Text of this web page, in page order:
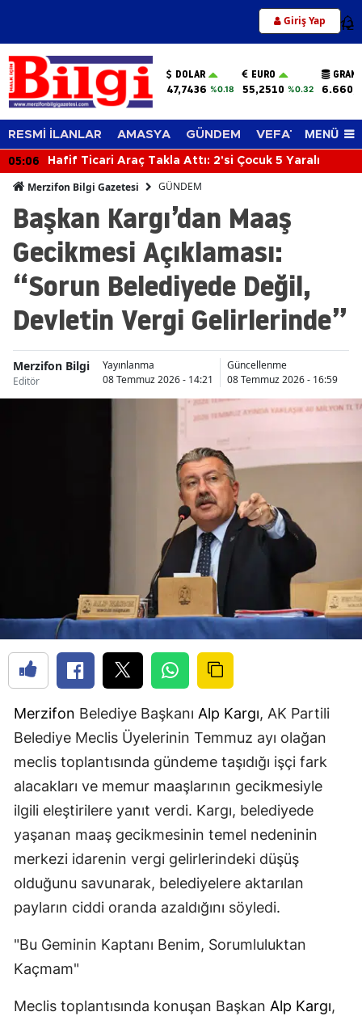
Giriş Yap 12
DOLAR
47,7436 %0.18
EURO
55,2510 %0.32
RESMİ İLANLAR AMASYA GÜNDEM VEFAT EDENLER
MENÜ
05:06 Hafif Ticari Araç Takla Attı: 2'si Çocuk 5 Yaralı
Merzifon Bilgi Gazetesi GÜNDEM
Başkan Kargı’dan Maaş
Gecikmesi Açıklaması:
“Sorun Belediyede Değil,
Devletin Vergi Gelirlerinde”
Merzifon Bilgi
Editör
Yayınlanma
08 Temmuz 2026 - 14:21
Güncellenme
08 Temmuz 2026 - 16:59
Merzifon Belediye Başkanı Alp Kargı, AK Partili
Belediye Meclis Üyelerinin Temmuz ayı olağan
meclis toplantısında gündeme taşıdığı işçi fark
alacakları ve memur maaşlarının gecikmesiyle
ilgili eleştirilere yanıt verdi. Kargı, belediyede
yaşanan maaş gecikmesinin temel nedeninin
merkezi idarenin vergi gelirlerindeki düşüş
olduğunu savunarak, belediyelere aktarılan
payların ciddi oranda azaldığını söyledi.
"Bu Geminin Kaptanı Benim, Sorumluluktan
Kaçmam"
Meclis toplantısında konuşan Başkan Alp Kargı,